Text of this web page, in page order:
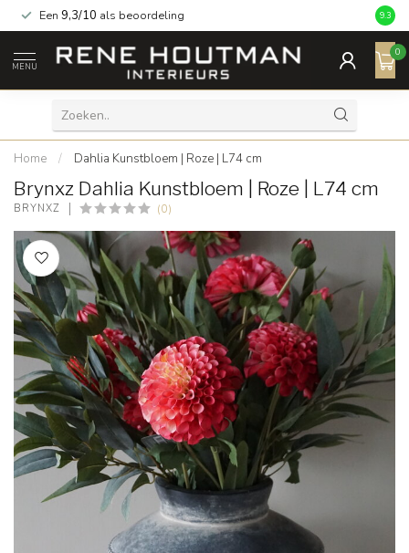
Een 9,3/10 als beoordeling 9.3
MENU
0
Home / Dahlia Kunstbloem | Roze | L74 cm
Brynxz Dahlia Kunstbloem | Roze | L74 cm
BRYNXZ (0)